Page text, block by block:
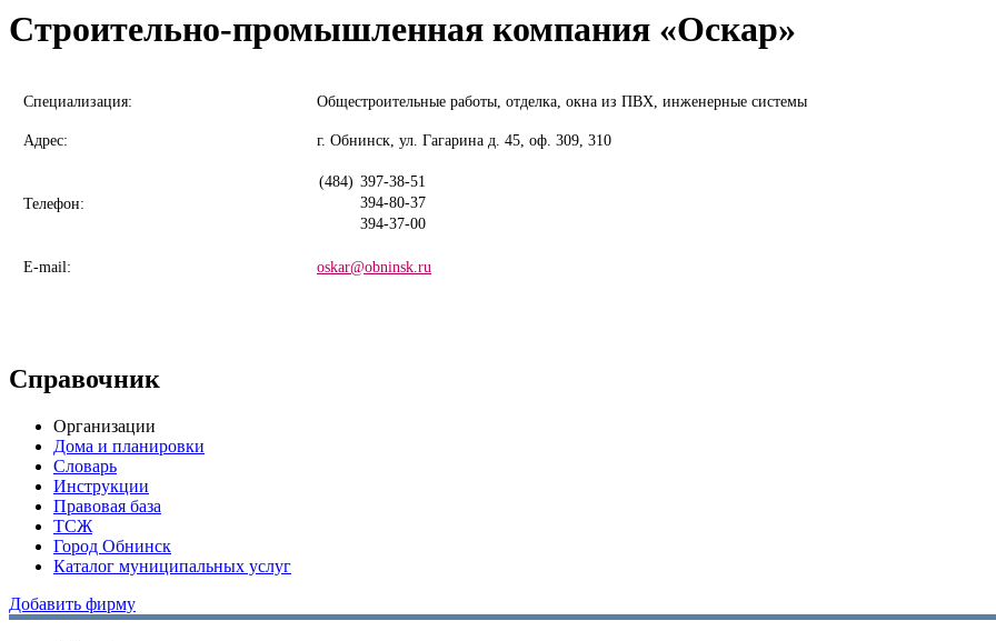
Строительно-промышленная компания «Оскар»
Специализация: Общестроительные работы, отделка, окна из ПВХ, инженерные системы
Адрес: г. Обнинск, ул. Гагарина д. 45, оф. 309, 310
Телефон:
(484) 397-38-51
394-80-37
394-37-00
E-mail: oskar@obninsk.ru
Справочник
Организации
Дома и планировки
Словарь
Инструкции
Правовая база
ТСЖ
Город Обнинск
Каталог муниципальных услуг
Добавить фирму